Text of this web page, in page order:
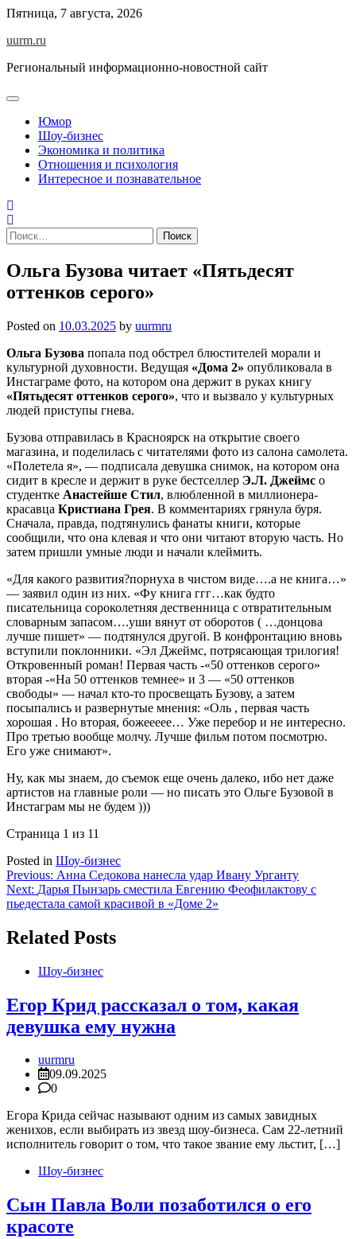
Skip
content
Пятница, 7 августа, 2026
uurm.ru
Региональный информационно-новостной сайт
Юмор
Шоу-бизнес
Экономика и политика
Отношения и психология
Интересное и познавательное
Найти:
Ольга Бузова читает «Пятьдесят
оттенков серого»
Posted on 10.03.2025 by uurmru
Ольга Бузова попала под обстрел блюстителей морали и
культурной духовности. Ведущая «Дома 2» опубликовала в
Инстаграме фото, на котором она держит в руках книгу
«Пятьдесят оттенков серого», что и вызвало у культурных
людей приступы гнева.
Бузова отправилась в Красноярск на открытие своего
магазина, и поделилась с читателями фото из салона самолета.
«Полетела я», — подписала девушка снимок, на котором она
сидит в кресле и держит в руке бестселлер Э.Л. Джеймс о
студентке Анастейше Стил, влюбленной в миллионера-
красавца Кристиана Грея. В комментариях грянула буря.
Сначала, правда, подтянулись фанаты книги, которые
сообщили, что она клевая и что они читают вторую часть. Но
затем пришли умные люди и начали клеймить.
«Для какого развития?порнуха в чистом виде….а не книга…»
— заявил один из них. «Фу книга ггг…как будто
писательница сороколетняя дественница с отвратительным
словарным запасом….уши вянут от оборотов ( …донцова
лучше пишет» — подтянулся другой. В конфронтацию вновь
вступили поклонники. «Эл Джеймс, потрясающая трилогия!
Откровенный роман! Первая часть -«50 оттенков серого»
вторая -«На 50 оттенков темнее» и 3 — «50 оттенков
свободы» — начал кто-то просвещать Бузову, а затем
посыпались и развернутые мнения: «Оль , первая часть
хорошая . Но вторая, божеееее… Уже перебор и не интересно.
Про третью вообще молчу. Лучше фильм потом посмотрю.
Его уже снимают».
Ну, как мы знаем, до съемок еще очень далеко, ибо нет даже
артистов на главные роли — но писать это Ольге Бузовой в
Инстаграм мы не будем )))
Страница 1 из 11
Posted in Шоу-бизнес
Навигация
по
Previous: Анна Седокова нанесла удар Ивану Урганту
Next: Дарья Пынзарь сместила Евгению Феофилактову с
пьедестала самой красивой в «Доме 2»
Related Posts
Шоу-бизнес
Егор Крид рассказал о том, какая
девушка ему нужна
uurmru
09.09.2025
0
Егора Крида сейчас называют одним из самых завидных
женихов, если выбирать из звезд шоу-бизнеса. Сам 22-летний
исполнитель говорит о том, что такое звание ему льстит, […]
Шоу-бизнес
Сын Павла Воли позаботился о его
красоте